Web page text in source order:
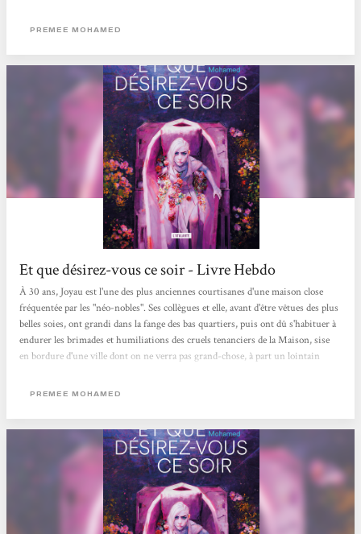
close. Les interactions entre "pensionnaires", clients et maquereaux (oui je dis
PREMEE MOHAMED
Et que désirez-vous ce soir - Livre Hebdo
À 30 ans, Joyau est l'une des plus anciennes courtisanes d'une maison close
fréquentée par les "néo-nobles". Ses collègues et elle, avant d'être vêtues des plus
belles soies, ont grandi dans la fange des bas quartiers, puis ont dû s'habituer à
endurer les brimades et humiliations des cruels tenanciers de la Maison, sise
en bordure d'une ville dont on ne verra pas grand-chose, à part un lointain
chanceuse d'en avoir été éloignée : « Sur le toit le vent nous frappe, chaud,
PREMEE MOHAMED